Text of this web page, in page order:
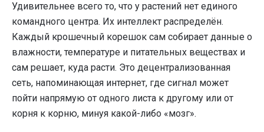
Удивительнее всего то, что у растений нет единого
командного центра. Их интеллект распределён.
Каждый крошечный корешок сам собирает данные о
влажности, температуре и питательных веществах и
сам решает, куда расти. Это децентрализованная
сеть, напоминающая интернет, где сигнал может
пойти напрямую от одного листа к другому или от
корня к корню, минуя какой-либо «мозг».